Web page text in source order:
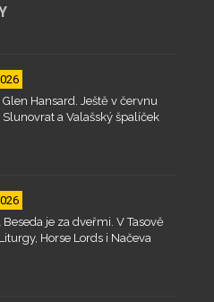
Hansard. Ještě v červnu
a Valašský špalíček
Beseda je za dveřmi. V Tasově
Horse Lords i Načeva